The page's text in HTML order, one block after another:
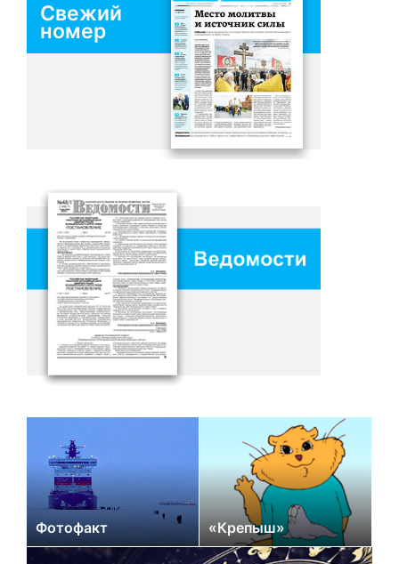
Свежий
номер
Фотофакт «Крепыш»